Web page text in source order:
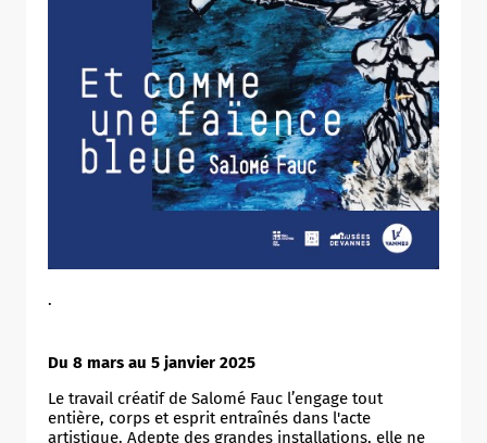
.
Du 8 mars au 5 janvier 2025
Le travail créatif de Salomé Fauc l’engage tout
entière, corps et esprit entraînés dans l'acte
artistique. Adepte des grandes installations, elle ne